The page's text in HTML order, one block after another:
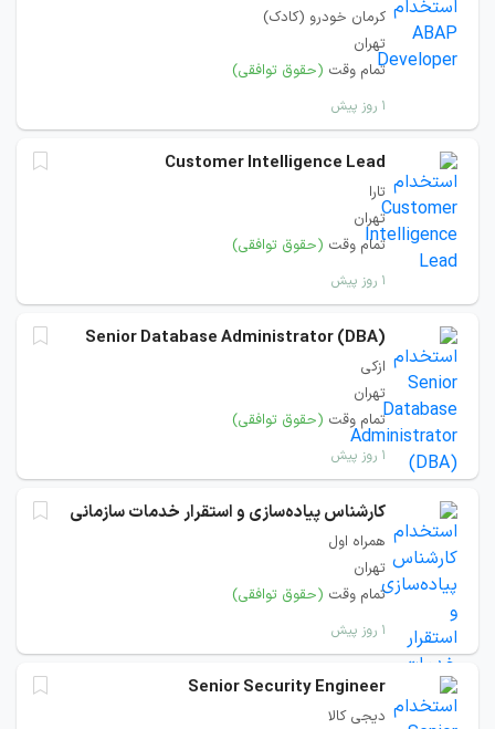
کرمان خودرو (کادک)
تهران
تمام وقت (حقوق توافقی)
۱ روز پیش
Customer Intelligence Lead
تارا
تهران
تمام وقت (حقوق توافقی)
۱ روز پیش
Senior Database Administrator (DBA)
ازکی
تهران
تمام وقت (حقوق توافقی)
۱ روز پیش
کارشناس پیاده‌سازی‌ و استقرار خدمات‌ سازمانی
همراه اول
تهران
تمام وقت (حقوق توافقی)
۱ روز پیش
Senior Security Engineer
دیجی کالا